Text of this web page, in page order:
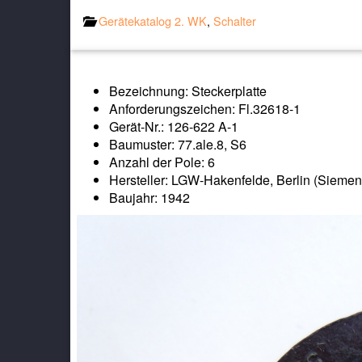
Gerätekatalog 2. WK, Schalter
Bezeichnung: Steckerplatte
Anforderungszeichen: Fl.32618-1
Gerät-Nr.: 126-622 A-1
Baumuster: 77.ale.8, S6
Anzahl der Pole: 6
Hersteller: LGW-Hakenfelde, Berlin
Baujahr: 1942